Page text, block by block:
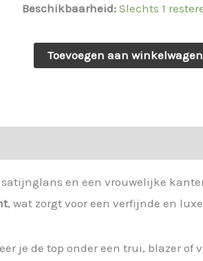
Beschikbaarheid: Slechts 1
Len
171789.
aantal
Toevoegen aan winkelwagen
en een vrouwelijke
, wat zorgt voor een verfijnde en
je de top onder een trui, blazer